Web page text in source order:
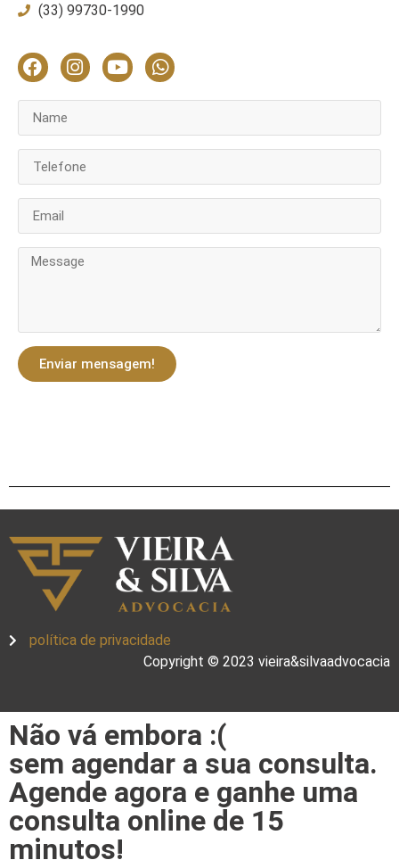
(33) 99730-1990
Enviar mensagem!
política de privacidade
Copyright © 2023 vieira&silvaadvocacia
Não vá embora :(
sem agendar a sua consulta.
Agende agora e ganhe uma
consulta online de 15
minutos!